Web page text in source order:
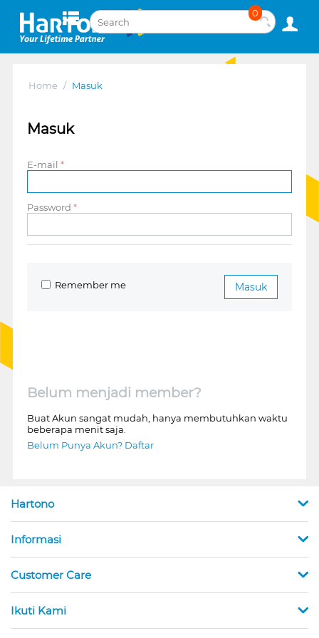
0
Home / Masuk
Masuk
E-mail
Password
Masuk
Remember me
Belum menjadi member?
Buat Akun sangat mudah, hanya membutuhkan waktu
beberapa menit saja.
Belum Punya Akun? Daftar
Hartono
Informasi
Customer Care
Ikuti Kami